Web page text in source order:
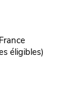
éligibles)